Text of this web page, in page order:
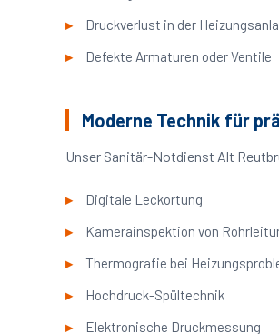
Druckverlust in der
Defekte Armaturen oder Ventile
Moderne Technik für
Unser Sanitär-Notdienst Alt
Digitale Leckortung
Kamerainspektion von
Thermografie bei
Hochdruck-Spültechnik
Elektronische Druckmessung